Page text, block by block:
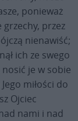
ponieważ
grzechy, przez
nienawiść;
ich ze swego
nosić je w sobie
miłości do
Ojciec
nami i nad